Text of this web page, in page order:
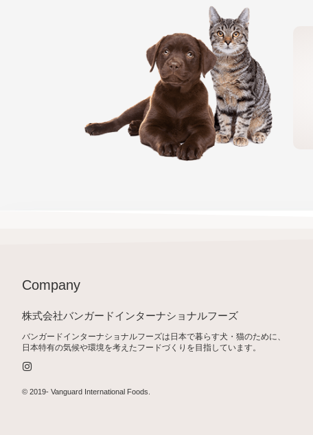
Company
株式会社バンガードインターナショナルフーズ
バンガードインターナショナルフーズは日本で暮らす犬・猫のために、
日本特有の気候や環境を考えたフードづくりを目指しています。
n
t
a
© 2019- Vanguard International Foods